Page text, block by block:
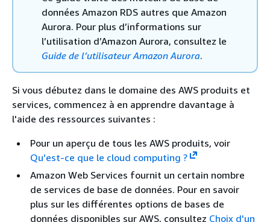
données Amazon RDS autres que Amazon
Aurora. Pour plus d’informations sur
l’utilisation d’Amazon Aurora, consultez le
Guide de l’utilisateur Amazon Aurora.
Si vous débutez dans le domaine des AWS produits et
services, commencez à en apprendre davantage à
l'aide des ressources suivantes :
Pour un aperçu de tous les AWS produits, voir
Qu'est-ce que le cloud computing ?
Amazon Web Services fournit un certain nombre
de services de base de données. Pour en savoir
plus sur les différentes options de bases de
données disponibles sur AWS, consultez Choix d'un